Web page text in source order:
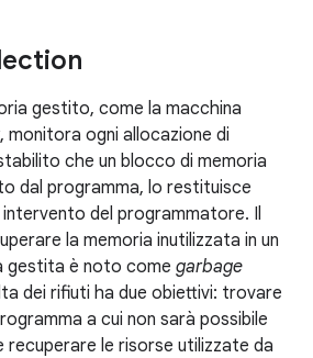
gestito, come la macchina
monitora ogni allocazione di
che un blocco di memoria
dal programma, lo restituisce
intervento del programmatore. Il
la memoria inutilizzata in un
gestita è noto come garbage
dei rifiuti ha due obiettivi: trovare
a cui non sarà possibile
le risorse utilizzate da